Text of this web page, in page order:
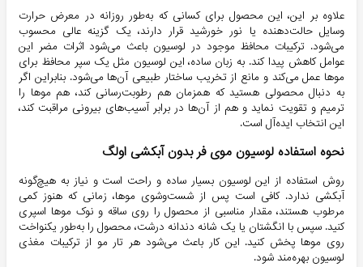
علاوه بر این، این محصول برای کسانی که به‌طور روزانه در معرض حرارت
وسایل حالت‌دهنده یا نور خورشید قرار دارند، یک گزینه عالی محسوب
می‌شود. ترکیبات محافظ موجود در لوسیون باعث می‌شود اثرات مضر این
عوامل کاهش پیدا کند. به زبان ساده، این لوسیون مثل یک سپر محافظ برای
موها عمل می‌کند و مانع از تخریب ساختار طبیعی آن‌ها می‌شود. بنابراین اگر
به دنبال محصولی هستید که همزمان هم رطوبت‌رسانی کند، هم موها را
ترمیم و تقویت نماید و هم از آن‌ها در برابر آسیب‌های بیرونی مراقبت کند،
این انتخاب ایده‌آل است.
نحوه استفاده لوسیون موی فر بدون آبکشی اولگ
روش استفاده از این لوسیون بسیار ساده و راحت است و نیاز به هیچ‌گونه
آبکشی ندارد. کافی است پس از شست‌وشوی موها، زمانی که هنوز کمی
مرطوب هستند، مقدار مناسبی از محصول را روی ساقه و نوک موها اسپری
کنید. سپس با انگشتان یا یک شانه دندانه درشت، محصول را به‌طور یکنواخت
روی موها پخش کنید. این کار باعث می‌شود هر تار مو از ترکیبات مغذی
لوسیون بهره‌مند شود.